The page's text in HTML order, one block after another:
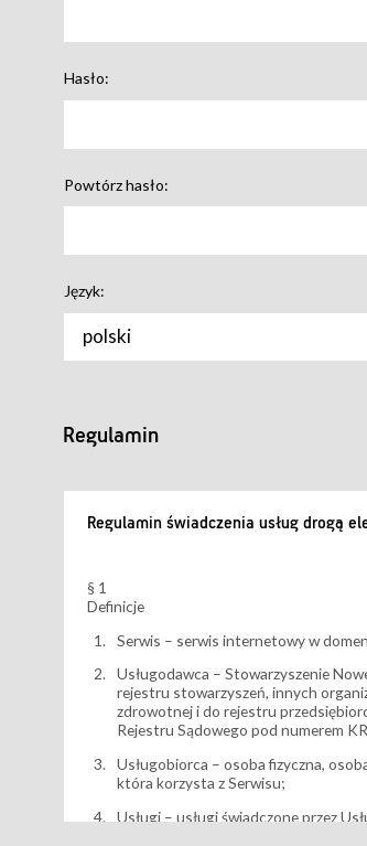
Hasło:
Powtórz hasło:
Język:
polski
Regulamin
Regulamin świadczenia usług drogą
§ 1
Definicje
Serwis – serwis internetowy w
Usługodawca – Stowarzyszenie
rejestru stowarzyszeń, innych
zdrowotnej i do rejestru
Rejestru Sądowego pod numerem
Usługobiorca – osoba fizyczna,
która korzysta z Serwisu;
Usługi – usługi świadczone przez